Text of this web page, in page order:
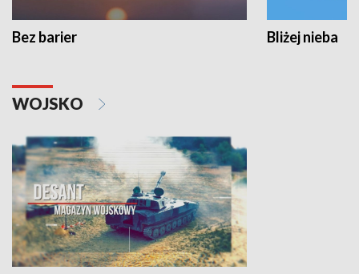
Bez barier Bliżej nieba
WOJSKO